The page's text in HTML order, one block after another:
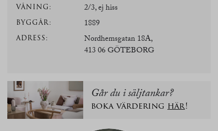
VÅNING: 2/3, ej hiss
BYGGÅR: 1889
ADRESS:
Nordhemsgatan 18A,
413 06 GÖTEBORG
Går du i säljtankar?
boka värdering här!